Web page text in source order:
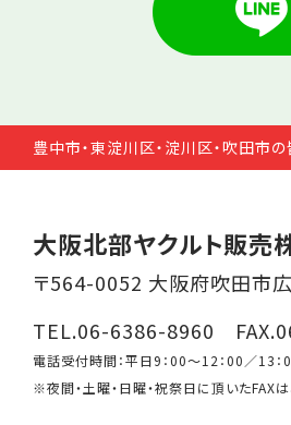
豊中市・東淀川区・淀川区・吹田市の
大阪北部ヤクルト販売
〒564-0052 大阪府吹田市
TEL.06-6386-8960
電話受付時間：平日9：00～12：00／13：
※夜間・土曜・日曜・祝祭日に頂いたFAX